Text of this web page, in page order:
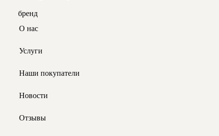
бренд
О нас
Услуги
Наши покупатели
Новости
Отзывы